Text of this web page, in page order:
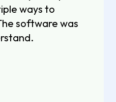
ways to
software was